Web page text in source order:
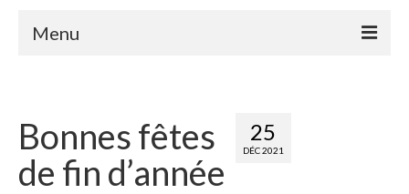
Menu
Bureau / CA
25
DÉC 2021
Bonnes fêtes
de fin d’année